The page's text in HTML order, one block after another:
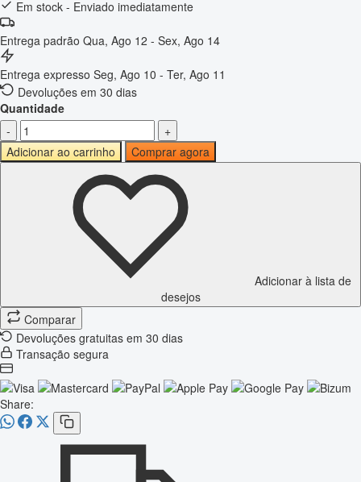
Em stock - Enviado imediatamente
Entrega padrão Qua, Ago 12 - Sex, Ago 14
Entrega expresso Seg, Ago 10 - Ter, Ago 11
Devoluções em 30 dias
Quantidade
-
+
Adicionar ao carrinho
Comprar agora
Adicionar à lista de
desejos
Comparar
Devoluções gratuitas em 30 dias
Transação segura
Share: